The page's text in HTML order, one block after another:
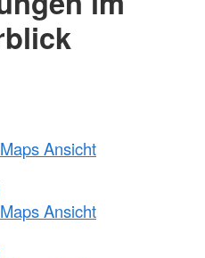
Ansicht
Ansicht